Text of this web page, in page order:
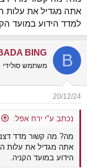
אתה מגדיל את עלות
למדד הידוע במועד
B
BING
משתמש סולידי
20/12/24
נכתב ע"י ירח אפל:
מה? מה קשור מדד דצמבר
אתה מגדיל את עלות
הידוע במועד הקניה.